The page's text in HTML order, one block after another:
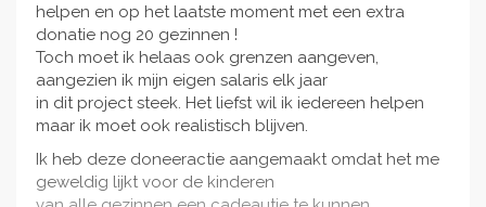
helpen en op het laatste moment met een extra
donatie nog 20 gezinnen !
Toch moet ik helaas ook grenzen aangeven,
aangezien ik mijn eigen salaris elk jaar
in dit project steek. Het liefst wil ik iedereen helpen
maar ik moet ook realistisch blijven.
Ik heb deze doneeractie aangemaakt omdat het me
geweldig lijkt voor de kinderen